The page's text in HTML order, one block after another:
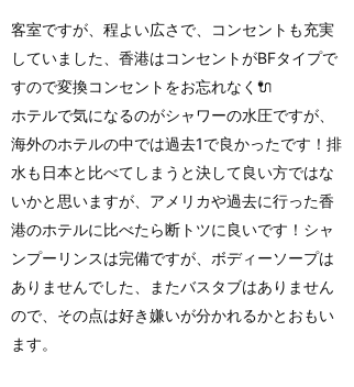
客室ですが、程よい広さで、コンセントも充実
していました、香港はコンセントがBFタイプで
すので変換コンセントをお忘れなく🔌
ホテルで気になるのがシャワーの水圧ですが、
海外のホテルの中では過去1で良かったです！排
水も日本と比べてしまうと決して良い方ではな
いかと思いますが、アメリカや過去に行った香
港のホテルに比べたら断トツに良いです！シャ
ンプーリンスは完備ですが、ボディーソープは
ありませんでした、またバスタブはありません
ので、その点は好き嫌いが分かれるかとおもい
ます。